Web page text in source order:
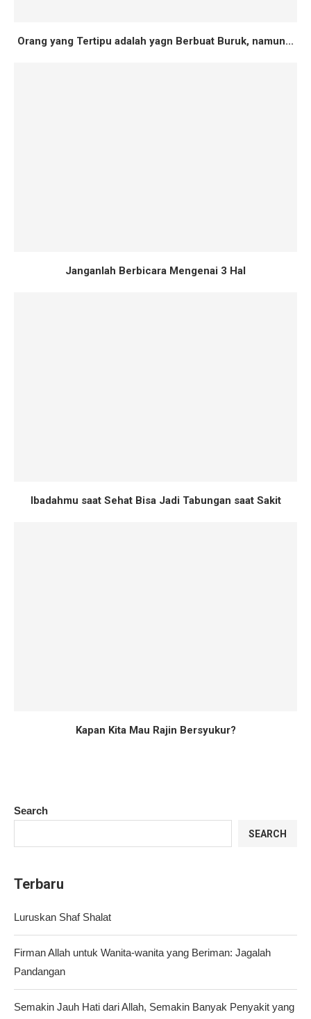
Orang yang Tertipu adalah yagn Berbuat Buruk, namun...
Janganlah Berbicara Mengenai 3 Hal
Ibadahmu saat Sehat Bisa Jadi Tabungan saat Sakit
Kapan Kita Mau Rajin Bersyukur?
Search
SEARCH
Terbaru
Luruskan Shaf Shalat
Firman Allah untuk Wanita-wanita yang Beriman: Jagalah
Pandangan
Semakin Jauh Hati dari Allah, Semakin Banyak Penyakit yang